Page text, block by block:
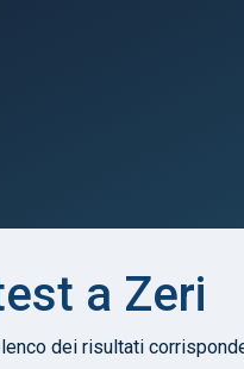
a Zeri
dei risultati